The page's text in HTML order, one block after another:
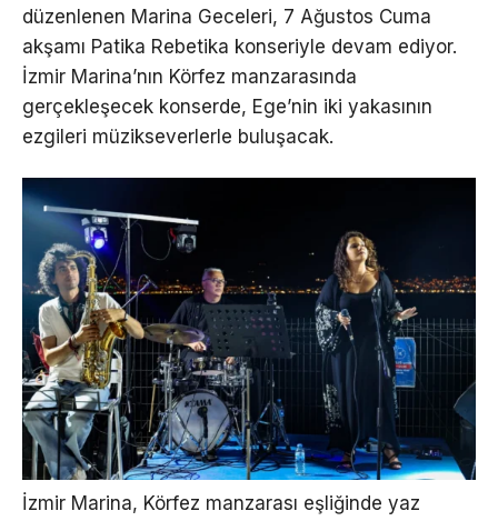
düzenlenen Marina Geceleri, 7 Ağustos Cuma
akşamı Patika Rebetika konseriyle devam ediyor.
İzmir Marina’nın Körfez manzarasında
gerçekleşecek konserde, Ege’nin iki yakasının
ezgileri müzikseverlerle buluşacak.
İzmir Marina, Körfez manzarası eşliğinde yaz